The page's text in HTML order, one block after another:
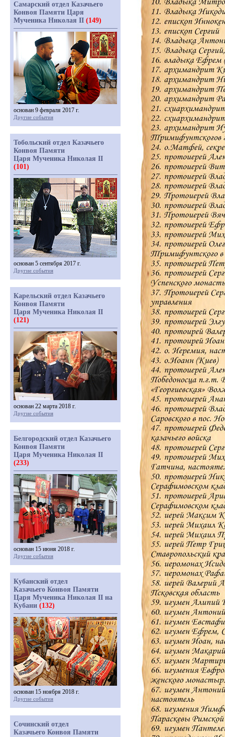
Самарский отдел Казачьего
Конвоя Памяти Царя
Мученика Николая II (149)
основан 9 февраля 2017 г.
Другие события
Тобольский отдел Казачьего
Конвоя Памяти
Царя Мученика Николая II
(101)
основан 5 сентября 2017 г.
Другие события
Карельский отдел Казачьего
Конвоя Памяти
Царя Мученика Николая II
(121)
основан 22 марта 2018 г.
Другие события
Белгородский отдел Казачьего
Конвоя Памяти
Царя Мученика Николая II
(233)
основан 15 июня 2018 г.
Другие события
Кубанский отдел
Казачьего Конвоя Памяти
Царя Мученика Николая II на
Кубани (132)
основан 15 ноября 2018 г.
Другие события
Сочинский отдел
Казачьего Конвоя Памяти